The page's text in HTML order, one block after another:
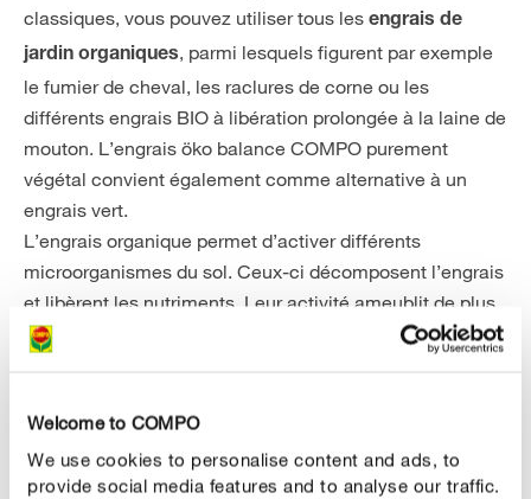
Welcome to COMPO
We use cookies to personalise content and ads, to
provide social media features and to analyse our traffic.
classiques, vous pouvez utiliser tous les engrais de
jardin organiques, parmi lesquels figurent par exemple
le fumier de cheval, les raclures de corne ou les
différents engrais BIO à libération prolongée à la laine de
mouton. L’engrais öko balance COMPO purement
végétal convient également comme alternative à un
engrais vert.
L’engrais organique permet d’activer différents
microorganismes du sol. Ceux-ci décomposent l’engrais
et libèrent les nutriments. Leur activité ameublit de plus
le sol. Ceci est également intéressant pour les vers de
être directement utilisés par les plantes, l’engrais doit
être apporté peu avant la plantation des légumes.